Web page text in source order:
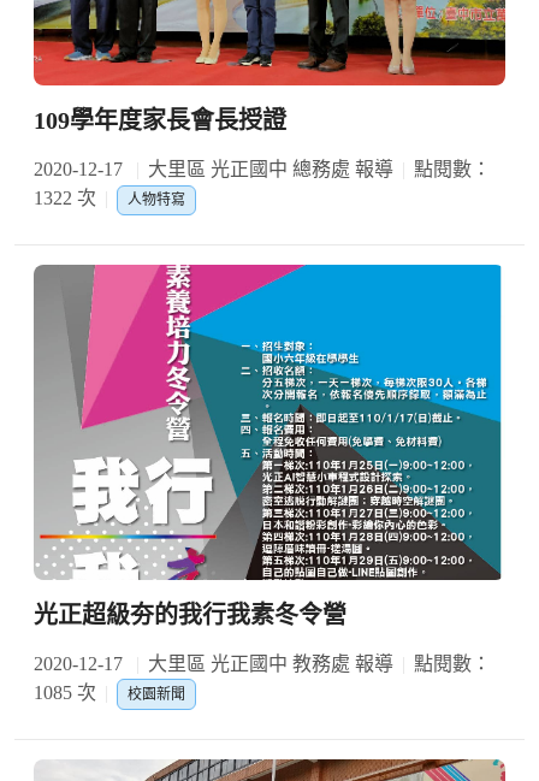
109學年度家長會長授證
2020-12-17 大里區 光正國中 總務處 報導
點閱數：
1322 次
人物特寫
光正超級夯的我行我素冬令營
2020-12-17 大里區 光正國中 教務處 報導
點閱數：
1085 次
校園新聞